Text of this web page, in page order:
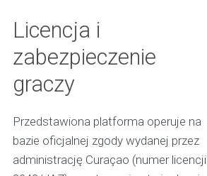
Licencja i
zabezpieczenie
graczy
Przedstawiona platforma operuje na
bazie oficjalnej zgody wydanej przez
administrację Curaçao (numer licencji